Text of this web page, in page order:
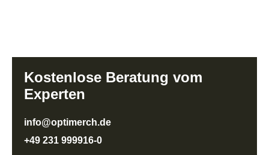
Kostenlose Beratung vom
Experten
info@optimerch.de
+49 231 999916-0